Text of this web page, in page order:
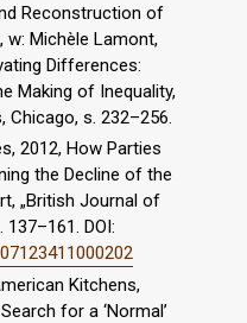
Reconstruction of
w: Michèle Lamont,
Differences:
Making of Inequality,
Chicago, s. 232–256.
2012, How Parties
the Decline of the
„British Journal of
DOI:
Kitchens,
for a ‘Normal’